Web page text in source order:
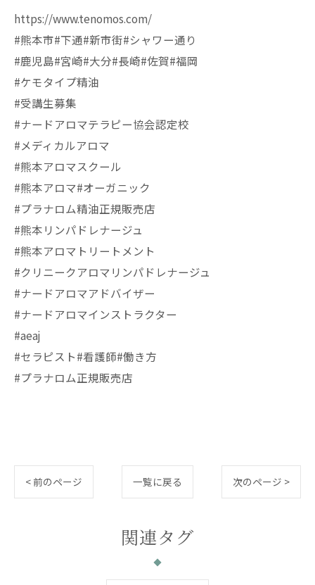
https://www.tenomos.com/
#熊本市#下通#新市街#シャワー通り
#鹿児島#宮崎#大分#長崎#佐賀#福岡
#ケモタイプ精油
#受講生募集
#ナードアロマテラピー協会認定校
#メディカルアロマ
#熊本アロマスクール
#熊本アロマ#オーガニック
#プラナロム精油正規販売店
#熊本リンパドレナージュ
#熊本アロマトリートメント
#クリニークアロマリンパドレナージュ
#ナードアロマアドバイザー
#ナードアロマインストラクター
#aeaj
#セラピスト#看護師#働き方
#プラナロム正規販売店
< 前のページ 一覧に戻る 次のページ >
関連タグ